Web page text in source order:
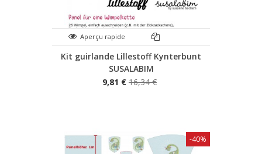
Aperçu rapide
Kit guirlande Lillestoff Kynterbunt
SUSALABIM
9,81 € 16,34 €
-40%